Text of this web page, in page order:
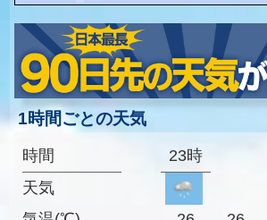
1時間ごとの天気
時間
天気
23時